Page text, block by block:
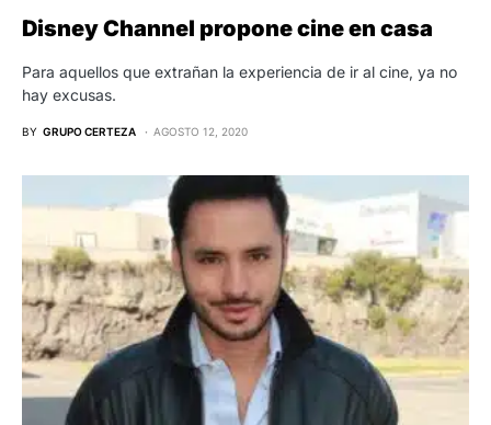
Disney Channel propone cine en casa
Para aquellos que extrañan la experiencia de ir al cine, ya no
hay excusas.
BY GRUPO CERTEZA AGOSTO 12, 2020